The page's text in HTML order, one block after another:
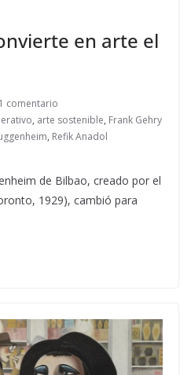
en arte el
1 comentario
, arte sostenible, Frank Gehry
, Refik Anadol
de Bilbao, creado por el
1929), cambió para